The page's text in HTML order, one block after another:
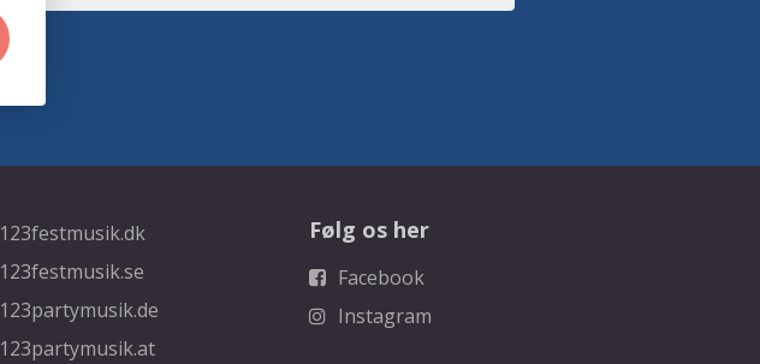
123festmusik.dk
123festmusik.se
123partymusik.de
123partymusik.at
Følg os her
Facebook
Instagram